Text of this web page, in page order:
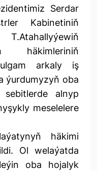
Serdar
Kabinetiniň
häkimleriniň
arkaly iş
ýurdumyzyň oba
alnyp
meselelere
häkimi
Ol welaýatda
oba hojalyk